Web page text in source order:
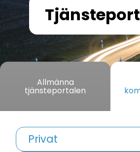
Allmänna
tjänsteportalen
Privat